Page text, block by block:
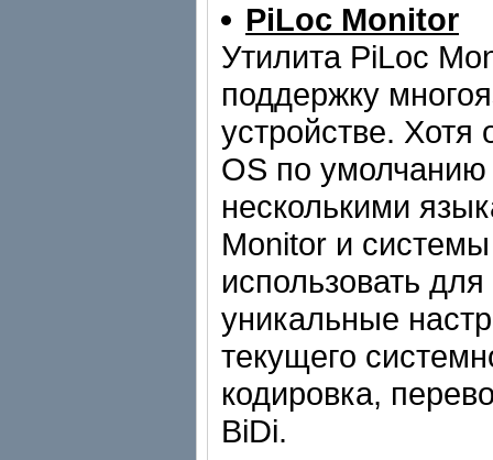
PiLoc Monitor
Утилита PiLoc
поддержку
устройстве.
OS по умолчанию
несколькими
Monitor и
использовать
уникальные
текущего
кодировка,
BiDi.